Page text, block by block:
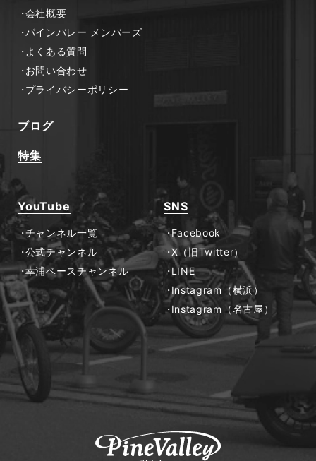
会社概要
パインバレー メンバーズ
よくある質問
お問い合わせ
プライバシーポリシー
ブログ
特集
YouTube
チャンネル一覧
公式チャンネル
幸浦ベースチャンネル
SNS
Facebook
X（旧Twitter）
LINE
Instagram（横浜）
Instagram（名古屋）